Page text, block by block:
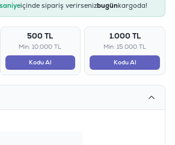
içinde sipariş verirsenizbugünkargoda!
500 TL
Min: 10.000 TL
Kodu Al
1.000 TL
Min: 15.000 TL
Kodu Al